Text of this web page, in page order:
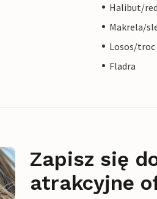
Halibut/
Makrela/
Losos/troc
Fladra
Zapisz się
atrakcyjne